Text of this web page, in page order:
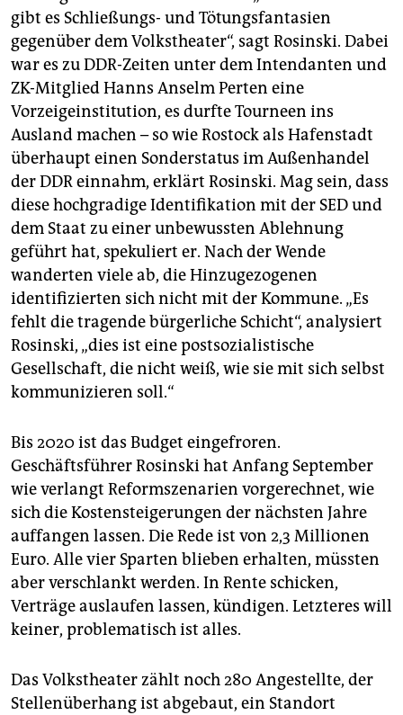
gibt es Schließungs- und Tötungsfantasien
gegenüber dem Volkstheater“, sagt Rosinski. Dabei
war es zu DDR-Zeiten unter dem Intendanten und
ZK-Mitglied Hanns Anselm Perten eine
Vorzeigeinstitution, es durfte Tourneen ins
Ausland machen – so wie Rostock als Hafenstadt
überhaupt einen Sonderstatus im Außenhandel
der DDR einnahm, erklärt Rosinski. Mag sein, dass
diese hochgradige Identifikation mit der SED und
dem Staat zu einer unbewussten Ablehnung
geführt hat, spekuliert er. Nach der Wende
wanderten viele ab, die Hinzugezogenen
identifizierten sich nicht mit der Kommune. „Es
fehlt die tragende bürgerliche Schicht“, analysiert
Rosinski, „dies ist eine postsozialistische
Gesellschaft, die nicht weiß, wie sie mit sich selbst
kommunizieren soll.“
Bis 2020 ist das Budget eingefroren.
Geschäftsführer Rosinski hat Anfang September
wie verlangt Reformszenarien vorgerechnet, wie
sich die Kostensteigerungen der nächsten Jahre
auffangen lassen. Die Rede ist von 2,3 Millionen
Euro. Alle vier Sparten blieben erhalten, müssten
aber verschlankt werden. In Rente schicken,
Verträge auslaufen lassen, kündigen. Letzteres will
keiner, problematisch ist alles.
Das Volkstheater zählt noch 280 Angestellte, der
Stellenüberhang ist abgebaut, ein Standort